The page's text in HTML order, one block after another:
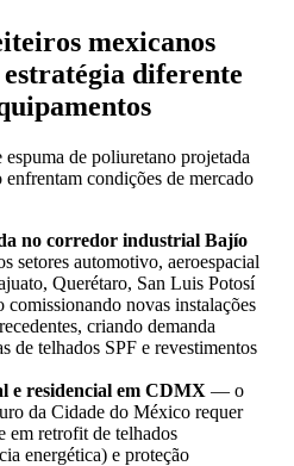
mexicanos
diferente
espuma de poliuretano projetada
condições de mercado
no corredor industrial Bajío
automotivo, aeroespacial
Querétaro, San Luis Potosí
comissionando novas instalações
criando demanda
de telhados SPF e revestimentos
e residencial em CDMX — o
da Cidade do México requer
em retrofit de telhados
energética) e proteção